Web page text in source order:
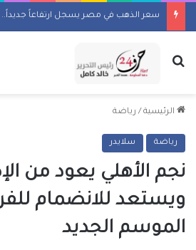
سعر الذهب في مصر يسجل ارتفاعاً جديداً.. الجرام بـ 7
بحث عن
الرئيسية / رياضة
رياضة سلايدر
نجم الأهلي يعود من
ويستعد للانضمام
الموسم الجديد